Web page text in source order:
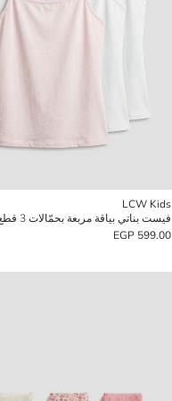
LCW Kids
فيست بناتي بياقة مربعة بحمّالات 3 قطع
599.00 EGP